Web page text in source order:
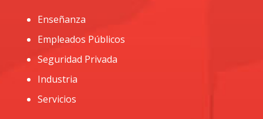
Enseñanza
Empleados Públicos
Seguridad Privada
Industria
Servicios